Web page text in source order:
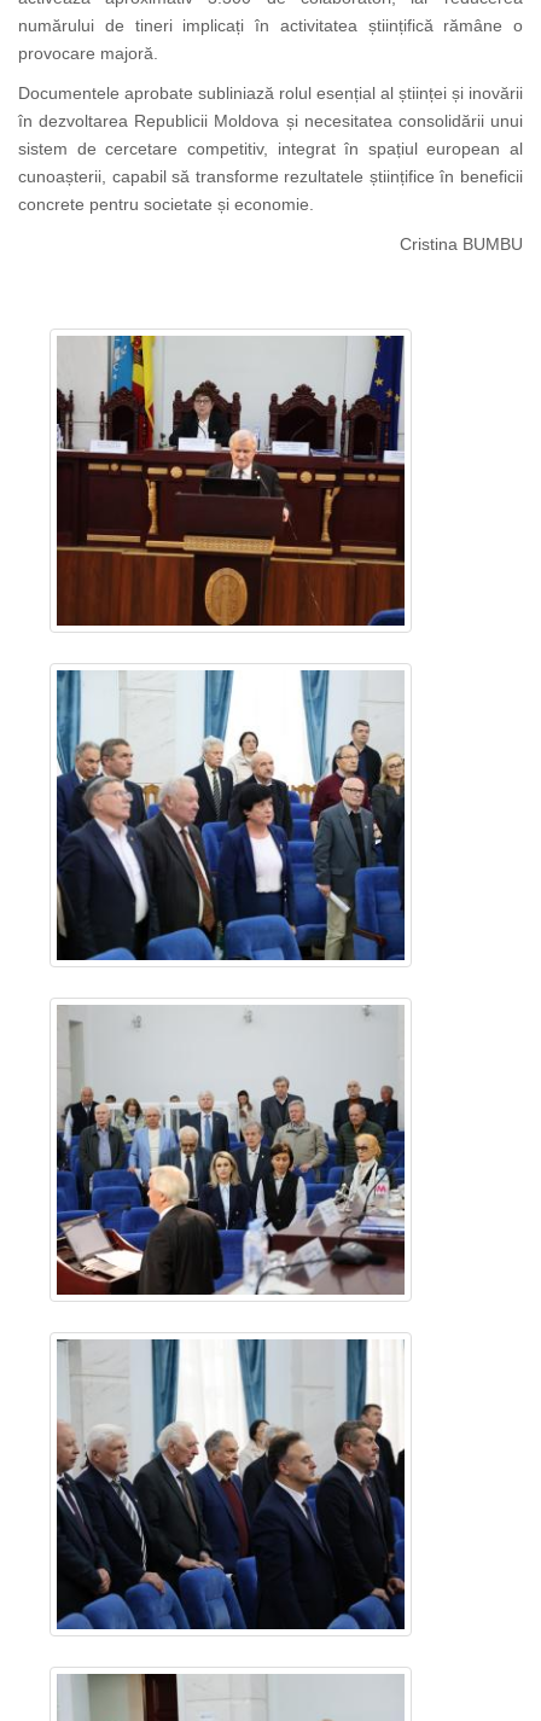
numărului de tineri implicați în activitatea științifică rămâne o
provocare majoră.
Documentele aprobate subliniază rolul esențial al științei și inovării
în dezvoltarea Republicii Moldova și necesitatea consolidării unui
sistem de cercetare competitiv, integrat în spațiul european al
cunoașterii, capabil să transforme rezultatele științifice în beneficii
concrete pentru societate și economie.
Cristina BUMBU